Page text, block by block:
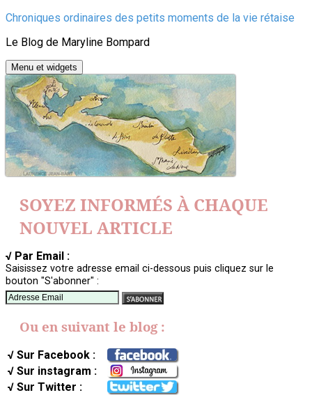
Aller
contenu
Chroniques ordinaires des petits moments de la vie rétaise
Le Blog de Maryline Bompard
Menu et widgets
SOYEZ INFORMÉS À CHAQUE
NOUVEL ARTICLE
√ Par Email :
Saisissez votre adresse email ci-dessous puis cliquez sur le
bouton "S'abonner" :
Ou en suivant le blog :
√ Sur Facebook :
√ Sur instagram :
√ Sur Twitter :